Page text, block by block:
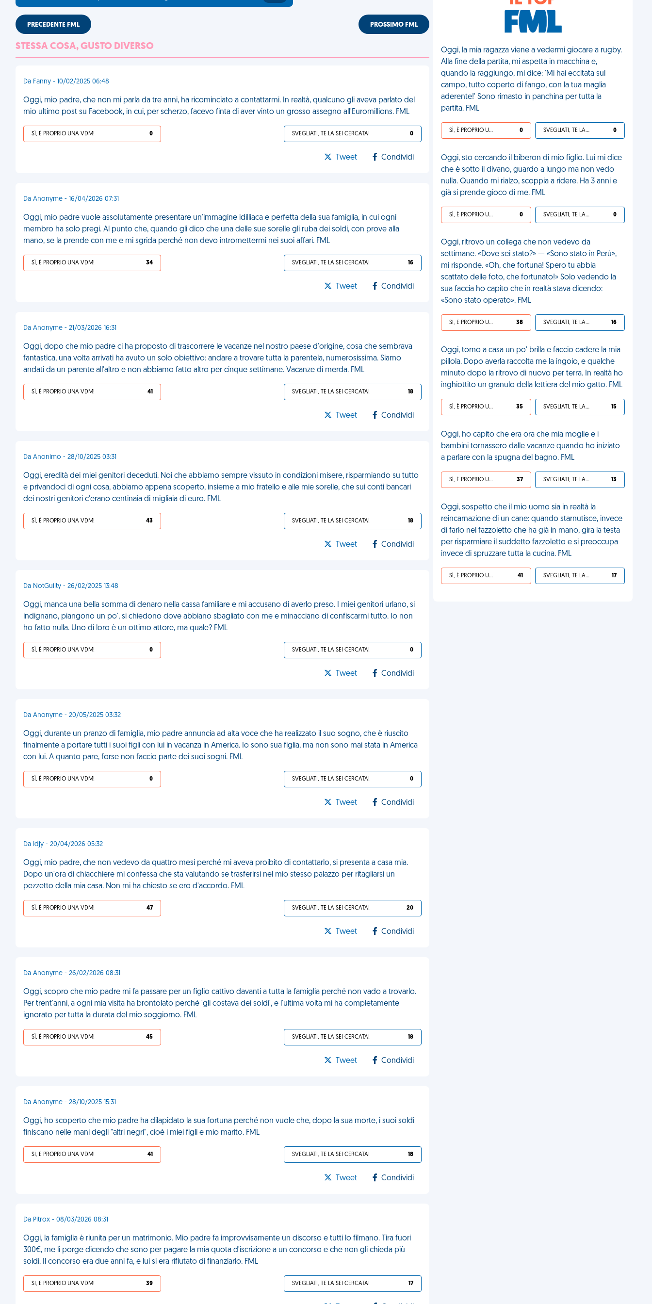
PRECEDENTE FML PROSSIMO FML
STESSA COSA, GUSTO DIVERSO
Da Fanny - 10/02/2025 06:48
Oggi, mio padre, che non mi parla da tre anni, ha ricominciato a contattarmi. In realtà, qualcuno gli aveva parlato del
mio ultimo post su Facebook, in cui, per scherzo, facevo finta di aver vinto un grosso assegno all'Euromillions. FML
SÌ, È PROPRIO UNA VDM! 0 SVEGLIATI, TE LA SEI CERCATA! 0
Tweet Condividi
Da Anonyme - 16/04/2026 07:31
Oggi, mio padre vuole assolutamente presentare un'immagine idilliaca e perfetta della sua famiglia, in cui ogni
membro ha solo pregi. Al punto che, quando gli dico che una delle sue sorelle gli ruba dei soldi, con prove alla
mano, se la prende con me e mi sgrida perché non devo intromettermi nei suoi affari. FML
SÌ, È PROPRIO UNA VDM! 34 SVEGLIATI, TE LA SEI CERCATA! 16
Tweet Condividi
Da Anonyme - 21/03/2026 16:31
Oggi, dopo che mio padre ci ha proposto di trascorrere le vacanze nel nostro paese d'origine, cosa che sembrava
fantastica, una volta arrivati ha avuto un solo obiettivo: andare a trovare tutta la parentela, numerosissima. Siamo
andati da un parente all'altro e non abbiamo fatto altro per cinque settimane. Vacanze di merda. FML
SÌ, È PROPRIO UNA VDM! 41 SVEGLIATI, TE LA SEI CERCATA! 18
Tweet Condividi
Da Anonimo - 28/10/2025 03:31
Oggi, eredità dei miei genitori deceduti. Noi che abbiamo sempre vissuto in condizioni misere, risparmiando su tutto
e privandoci di ogni cosa, abbiamo appena scoperto, insieme a mio fratello e alle mie sorelle, che sui conti bancari
dei nostri genitori c'erano centinaia di migliaia di euro. FML
SÌ, È PROPRIO UNA VDM! 43 SVEGLIATI, TE LA SEI CERCATA! 18
Tweet Condividi
Da NotGuilty - 26/02/2025 13:48
Oggi, manca una bella somma di denaro nella cassa familiare e mi accusano di averlo preso. I miei genitori urlano, si
indignano, piangono un po', si chiedono dove abbiano sbagliato con me e minacciano di confiscarmi tutto. Io non
ho fatto nulla. Uno di loro è un ottimo attore, ma quale? FML
SÌ, È PROPRIO UNA VDM! 0 SVEGLIATI, TE LA SEI CERCATA! 0
Tweet Condividi
Da Anonyme - 20/05/2025 03:32
Oggi, durante un pranzo di famiglia, mio padre annuncia ad alta voce che ha realizzato il suo sogno, che è riuscito
finalmente a portare tutti i suoi figli con lui in vacanza in America. Io sono sua figlia, ma non sono mai stata in America
con lui. A quanto pare, forse non faccio parte dei suoi sogni. FML
SÌ, È PROPRIO UNA VDM! 0 SVEGLIATI, TE LA SEI CERCATA! 0
Tweet Condividi
Da Idjy - 20/04/2026 05:32
Oggi, mio padre, che non vedevo da quattro mesi perché mi aveva proibito di contattarlo, si presenta a casa mia.
Dopo un'ora di chiacchiere mi confessa che sta valutando se trasferirsi nel mio stesso palazzo per ritagliarsi un
pezzetto della mia casa. Non mi ha chiesto se ero d'accordo. FML
SÌ, È PROPRIO UNA VDM! 47 SVEGLIATI, TE LA SEI CERCATA! 20
Tweet Condividi
Da Anonyme - 26/02/2026 08:31
Oggi, scopro che mio padre mi fa passare per un figlio cattivo davanti a tutta la famiglia perché non vado a trovarlo.
Per trent'anni, a ogni mia visita ha brontolato perché 'gli costava dei soldi', e l'ultima volta mi ha completamente
ignorato per tutta la durata del mio soggiorno. FML
SÌ, È PROPRIO UNA VDM! 45 SVEGLIATI, TE LA SEI CERCATA! 18
Tweet Condividi
Da Anonyme - 28/10/2025 15:31
Oggi, ho scoperto che mio padre ha dilapidato la sua fortuna perché non vuole che, dopo la sua morte, i suoi soldi
finiscano nelle mani degli "altri negri", cioè i miei figli e mio marito. FML
SÌ, È PROPRIO UNA VDM! 41 SVEGLIATI, TE LA SEI CERCATA! 18
Tweet Condividi
Da Pitrox - 08/03/2026 08:31
Oggi, la famiglia è riunita per un matrimonio. Mio padre fa improvvisamente un discorso e tutti lo filmano. Tira fuori
300€, me li porge dicendo che sono per pagare la mia quota d'iscrizione a un concorso e che non gli chieda più
soldi. Il concorso era due anni fa, e lui si era rifiutato di finanziarlo. FML
SÌ, È PROPRIO UNA VDM! 39 SVEGLIATI, TE LA SEI CERCATA! 17
Oggi, la mia ragazza viene a vedermi giocare a rugby.
Alla fine della partita, mi aspetta in macchina e,
quando la raggiungo, mi dice: 'Mi hai eccitata sul
campo, tutto coperto di fango, con la tua maglia
aderente!' Sono rimasto in panchina per tutta la
partita. FML
SÌ, È PROPRIO UNA VDM! 0 SVEGLIATI, TE LA SEI CERCATA! 0
Oggi, sto cercando il biberon di mio figlio. Lui mi dice
che è sotto il divano, guardo a lungo ma non vedo
nulla. Quando mi rialzo, scoppia a ridere. Ha 3 anni e
già si prende gioco di me. FML
SÌ, È PROPRIO UNA VDM! 0 SVEGLIATI, TE LA SEI CERCATA! 0
Oggi, ritrovo un collega che non vedevo da
settimane. «Dove sei stato?» — «Sono stato in Perù»,
mi risponde. «Oh, che fortuna! Spero tu abbia
scattato delle foto, che fortunato!» Solo vedendo la
sua faccia ho capito che in realtà stava dicendo:
«Sono stato operato». FML
SÌ, È PROPRIO UNA VDM! 38 SVEGLIATI, TE LA SEI CERCATA! 16
Oggi, torno a casa un po' brilla e faccio cadere la mia
pillola. Dopo averla raccolta me la ingoio, e qualche
minuto dopo la ritrovo di nuovo per terra. In realtà ho
inghiottito un granulo della lettiera del mio gatto. FML
SÌ, È PROPRIO UNA VDM! 35 SVEGLIATI, TE LA SEI CERCATA! 15
Oggi, ho capito che era ora che mia moglie e i
bambini tornassero dalle vacanze quando ho iniziato
a parlare con la spugna del bagno. FML
SÌ, È PROPRIO UNA VDM! 37 SVEGLIATI, TE LA SEI CERCATA! 13
Oggi, sospetto che il mio uomo sia in realtà la
reincarnazione di un cane: quando starnutisce, invece
di farlo nel fazzoletto che ha già in mano, gira la testa
per risparmiare il suddetto fazzoletto e si preoccupa
invece di spruzzare tutta la cucina. FML
SÌ, È PROPRIO UNA VDM! 41 SVEGLIATI, TE LA SEI CERCATA! 17